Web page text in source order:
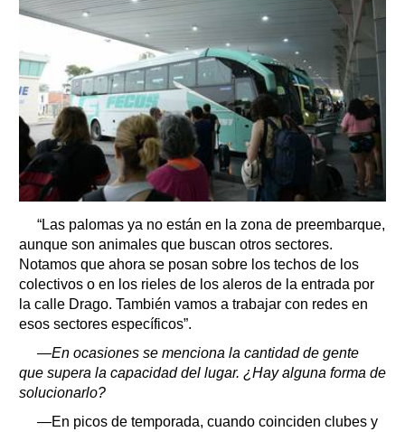
“Las palomas ya no están en la zona de preembarque,
aunque son animales que buscan otros sectores.
Notamos que ahora se posan sobre los techos de los
colectivos o en los rieles de los aleros de la entrada por
la calle Drago. También vamos a trabajar con redes en
esos sectores específicos”.
—En ocasiones se menciona la cantidad de gente
que supera la capacidad del lugar. ¿Hay alguna forma de
solucionarlo?
—En picos de temporada, cuando coinciden clubes y